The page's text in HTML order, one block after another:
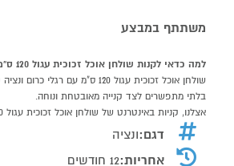
משתתף במבצע
למה כדאי לקנות שולחן אוכל זכוכית עגול 120 ס"מ עם רגלי כרום ונציה ב-P1000
בלתי מתפשרים לצד קנייה מאובטחת ונוחה.
אצלנו, קניות באינטרנט של שולחן אוכל זכוכית עגול 120 ס"מ עם רגלי כרום ונציה שוות לך פי אלף!
דגם:ונציה
אחריות:12 חודשים